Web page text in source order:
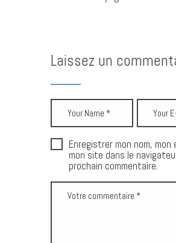
Laissez un
Enregistrer mon nom, mon
mon site dans le
prochain commentaire.